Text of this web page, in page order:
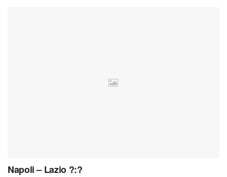
Napoli – Lazio ?:?